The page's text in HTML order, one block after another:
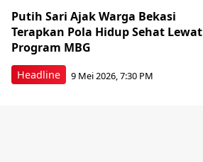
Headline
Putih Sari Ajak Warga Bekasi
Terapkan Pola Hidup Sehat Lewat
Program MBG
9 Mei 2026, 7:30 PM